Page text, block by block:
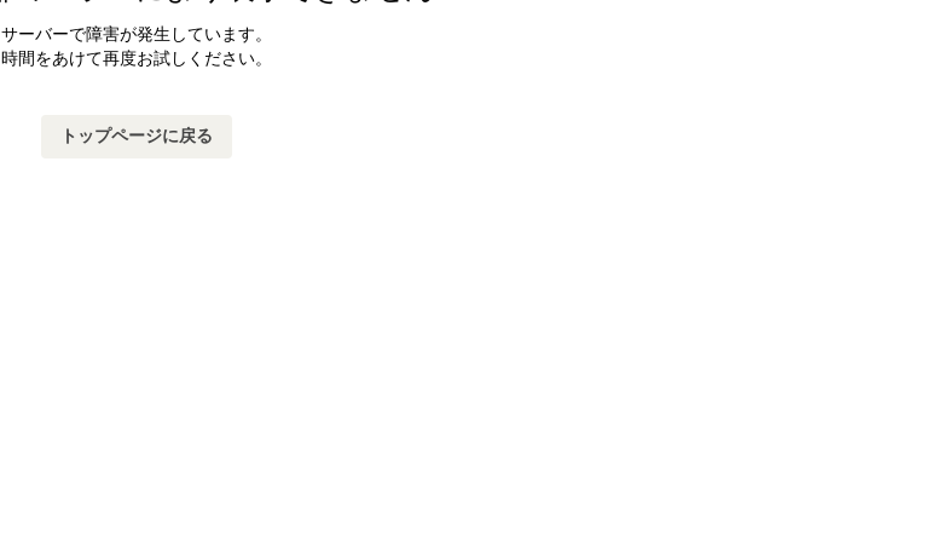
サーバーで障害が発生しています。
時間をあけて再度お試しください。
トップページに戻る